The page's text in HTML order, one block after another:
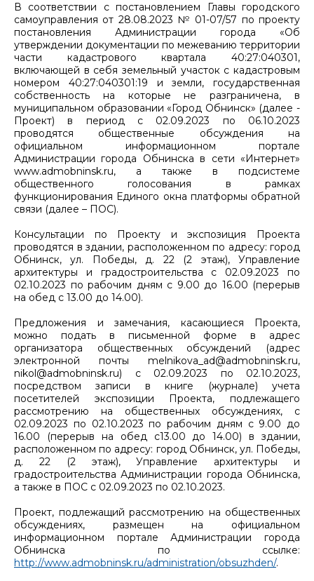
В соответствии с постановлением Главы городского
самоуправления от 28.08.2023 № 01-07/57 по проекту
постановления Администрации города «Об
утверждении документации по межеванию территории
части кадастрового квартала 40:27:040301,
включающей в себя земельный участок с кадастровым
номером 40:27:040301:19 и земли, государственная
собственность на которые не разграничена, в
муниципальном образовании «Город Обнинск» (далее -
Проект) в период с 02.09.2023 по 06.10.2023
проводятся общественные обсуждения на
официальном информационном портале
Администрации города Обнинска в сети «Интернет»
www.admobninsk.ru, а также в подсистеме
общественного голосования в рамках
функционирования Единого окна платформы обратной
связи (далее – ПОС).
Консультации по Проекту и экспозиция Проекта
проводятся в здании, расположенном по адресу: город
Обнинск, ул. Победы, д. 22 (2 этаж), Управление
архитектуры и градостроительства с 02.09.2023 по
02.10.2023 по рабочим дням с 9.00 до 16.00 (перерыв
на обед с 13.00 до 14.00).
Предложения и замечания, касающиеся Проекта,
можно подать в письменной форме в адрес
организатора общественных обсуждений (адрес
электронной почты melnikova_ad@admobninsk.ru,
nikol@admobninsk.ru) с 02.09.2023 по 02.10.2023,
посредством записи в книге (журнале) учета
посетителей экспозиции Проекта, подлежащего
рассмотрению на общественных обсуждениях, с
02.09.2023 по 02.10.2023 по рабочим дням с 9.00 до
16.00 (перерыв на обед с13.00 до 14.00) в здании,
расположенном по адресу: город Обнинск, ул. Победы,
д. 22 (2 этаж), Управление архитектуры и
градостроительства Администрации города Обнинска,
а также в ПОС с 02.09.2023 по 02.10.2023.
Проект, подлежащий рассмотрению на общественных
обсуждениях, размещен на официальном
информационном портале Администрации города
Обнинска по ссылке:
http://www.admobninsk.ru/administration/obsuzhden/.